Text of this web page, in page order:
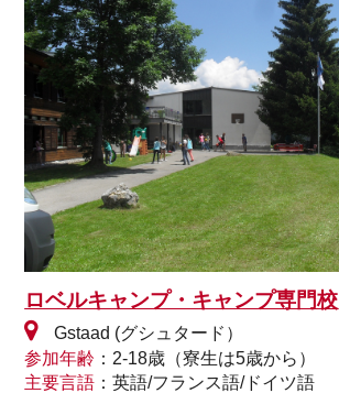
ロベルキャンプ・キャンプ専門校
Gstaad (グシュタード）
参加年齢 ：2-18歳（寮生は5歳から）
主要言語 ：英語/フランス語/ドイツ語